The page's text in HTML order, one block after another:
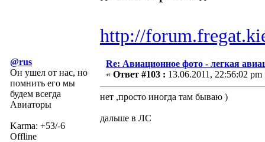
http://
@rus
Он ушел от нас, но
помнить его мы
будем всегда
Авиаторы
Karma: +53/-6
Offline
Re: Авиационное фото - легкая
« Ответ #103 : 13.06.2011, 22:56:02 pm
нет ,просто иногда там бываю )
дальше в ЛС